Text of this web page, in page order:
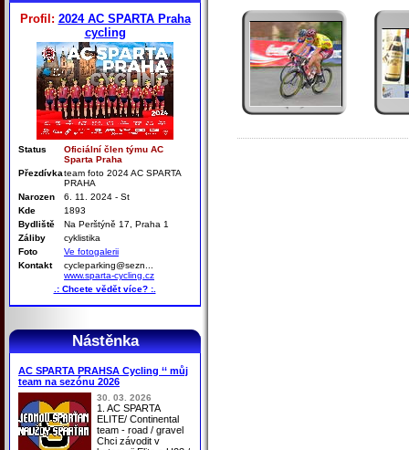
Profil: 2024 AC SPARTA Praha
cycling
Status
Oficiální člen týmu AC
Sparta Praha
Přezdívkateam foto 2024 AC SPARTA
PRAHA
Narozen
6. 11. 2024 - St
Kde
1893
Bydliště
Na Perštýně 17, Praha 1
Záliby
cyklistika
Foto
Ve fotogalerii
Kontakt
cycleparking@sezn...
www.sparta-cycling.cz
.: Chcete vědět více? :.
Nástěnka
AC SPARTA PRAHSA Cycling ‘‘ můj
team na sezónu 2026
30. 03. 2026
1. AC SPARTA
ELITE/ Continental
team - road / gravel
Chci závodit v